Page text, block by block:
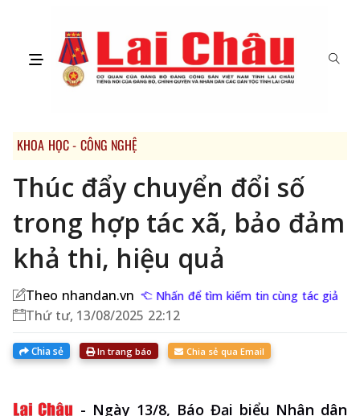
KHOA HỌC - CÔNG NGHỆ
Thúc đẩy chuyển đổi số
trong hợp tác xã, bảo đảm
khả thi, hiệu quả
Theo nhandan.vn Nhấn để tìm kiếm tin cùng tác giả
Thứ tư, 13/08/2025 22:12
Chia sẻ In trang báo Chia sẻ qua Email
- Ngày 13/8, Báo Đại biểu Nhân dân